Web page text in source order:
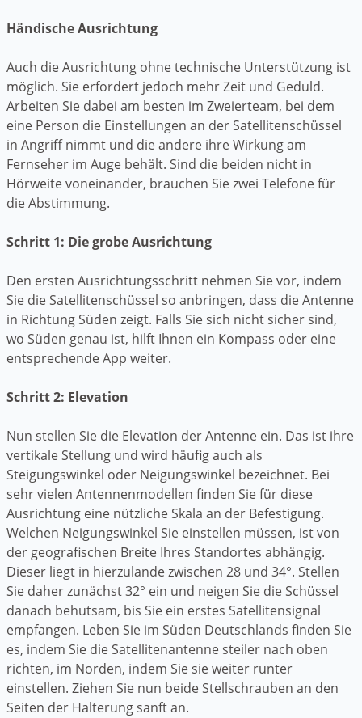
Händische Ausrichtung
Auch die Ausrichtung ohne technische Unterstützung ist
möglich. Sie erfordert jedoch mehr Zeit und Geduld.
Arbeiten Sie dabei am besten im Zweierteam, bei dem
eine Person die Einstellungen an der Satellitenschüssel
in Angriff nimmt und die andere ihre Wirkung am
Fernseher im Auge behält. Sind die beiden nicht in
Hörweite voneinander, brauchen Sie zwei Telefone für
die Abstimmung.
Schritt 1: Die grobe Ausrichtung
Den ersten Ausrichtungsschritt nehmen Sie vor, indem
Sie die Satellitenschüssel so anbringen, dass die Antenne
in Richtung Süden zeigt. Falls Sie sich nicht sicher sind,
wo Süden genau ist, hilft Ihnen ein Kompass oder eine
entsprechende App weiter.
Schritt 2: Elevation
Nun stellen Sie die Elevation der Antenne ein. Das ist ihre
vertikale Stellung und wird häufig auch als
Steigungswinkel oder Neigungswinkel bezeichnet. Bei
sehr vielen Antennenmodellen finden Sie für diese
Ausrichtung eine nützliche Skala an der Befestigung.
Welchen Neigungswinkel Sie einstellen müssen, ist von
der geografischen Breite Ihres Standortes abhängig.
Dieser liegt in hierzulande zwischen 28 und 34°. Stellen
Sie daher zunächst 32° ein und neigen Sie die Schüssel
danach behutsam, bis Sie ein erstes Satellitensignal
empfangen. Leben Sie im Süden Deutschlands finden Sie
es, indem Sie die Satellitenantenne steiler nach oben
richten, im Norden, indem Sie sie weiter runter
einstellen. Ziehen Sie nun beide Stellschrauben an den
Seiten der Halterung sanft an.